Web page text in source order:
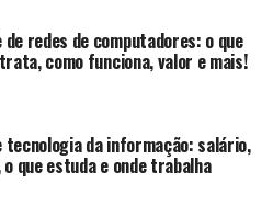
de redes de computadores: o que
como funciona, valor e mais!
tecnologia da informação: salário,
o que estuda e onde trabalha